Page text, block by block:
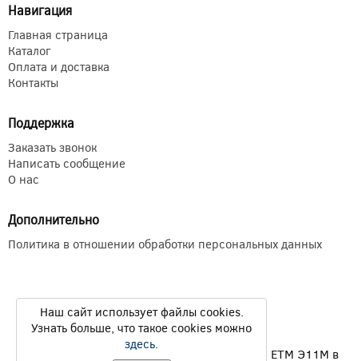
Навигация
Главная страница
Каталог
Оплата и доставка
Контакты
Поддержка
Заказать звонок
Написать сообщение
О нас
Дополнительно
Политика в отношении обработки персональных данных
Продажа электромагнитных муфт ЭТМ Э1ТМ ETM Э11М в
Наш сайт использует файлы cookies.
Узнать больше, что такое cookies можно
здесь.